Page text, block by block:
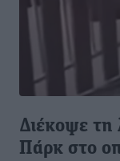
Διέκοψε τη
Πάρκ στο